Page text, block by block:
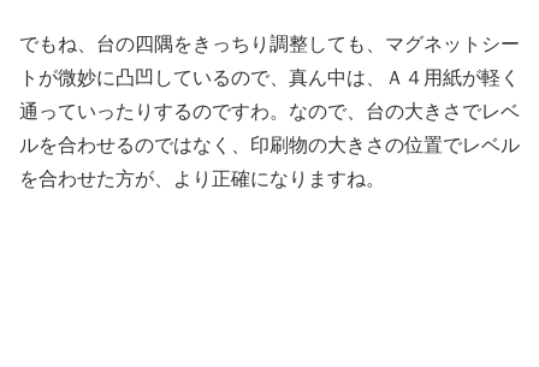
でもね、台の四隅をきっちり調整しても、マグネットシー
トが微妙に凸凹しているので、真ん中は、Ａ４用紙が軽く
通っていったりするのですわ。なので、台の大きさでレベ
ルを合わせるのではなく、印刷物の大きさの位置でレベル
を合わせた方が、より正確になりますね。